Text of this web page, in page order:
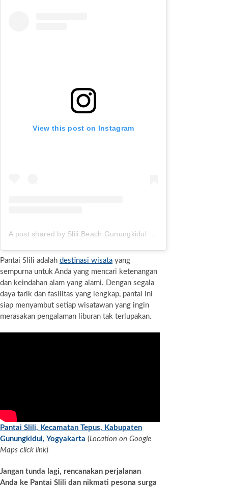
View this post on Instagram
A post shared by Slili Beach Gunungkidul (@pantai_slili)
Pantai Slili adalah destinasi wisata yang
sempurna untuk Anda yang mencari ketenangan
dan keindahan alam yang alami. Dengan segala
daya tarik dan fasilitas yang lengkap, pantai ini
siap menyambut setiap wisatawan yang ingin
merasakan pengalaman liburan tak terlupakan.
Pantai Slili, Kecamatan Tepus, Kabupaten
Gunungkidul, Yogyakarta (Location on Google
Maps click link)
Jangan tunda lagi, rencanakan perjalanan
Anda ke Pantai Slili dan nikmati pesona surga